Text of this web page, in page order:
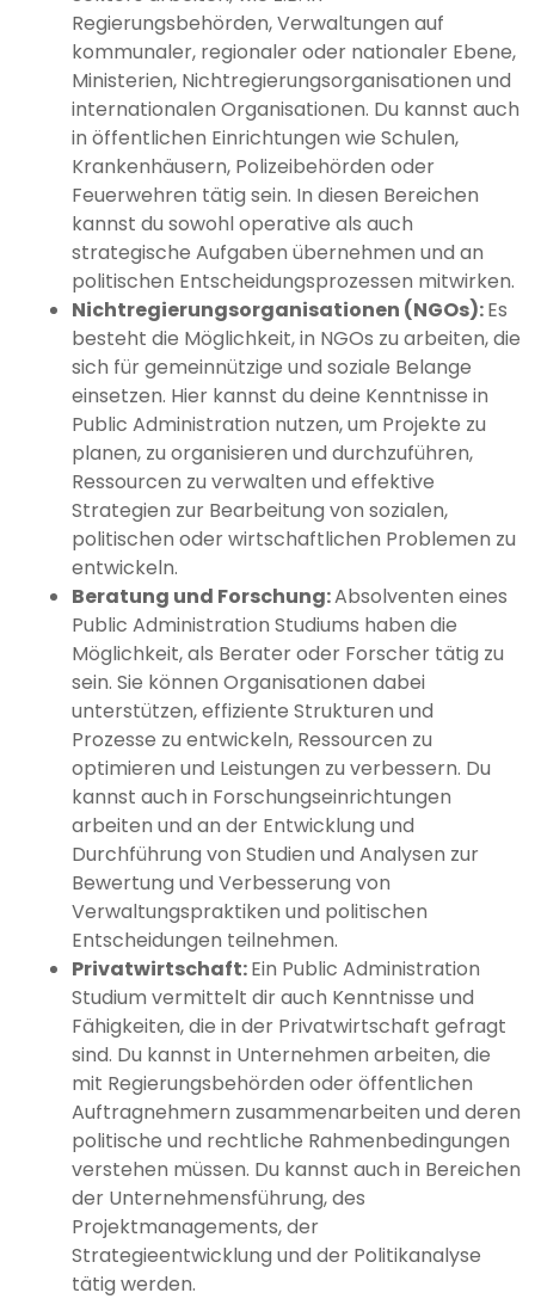
Regierungsbehörden, Verwaltungen auf
kommunaler, regionaler oder nationaler Ebene,
Ministerien, Nichtregierungsorganisationen und
internationalen Organisationen. Du kannst auch
in öffentlichen Einrichtungen wie Schulen,
Krankenhäusern, Polizeibehörden oder
Feuerwehren tätig sein. In diesen Bereichen
kannst du sowohl operative als auch
strategische Aufgaben übernehmen und an
politischen Entscheidungsprozessen mitwirken.
Nichtregierungsorganisationen (NGOs):Es
besteht die Möglichkeit, in NGOs zu arbeiten, die
sich für gemeinnützige und soziale Belange
einsetzen. Hier kannst du deine Kenntnisse in
Public Administration nutzen, um Projekte zu
planen, zu organisieren und durchzuführen,
Ressourcen zu verwalten und effektive
Strategien zur Bearbeitung von sozialen,
politischen oder wirtschaftlichen Problemen zu
entwickeln.
Beratung und Forschung:Absolventen eines
Public Administration Studiums haben die
Möglichkeit, als Berater oder Forscher tätig zu
sein. Sie können Organisationen dabei
unterstützen, effiziente Strukturen und
Prozesse zu entwickeln, Ressourcen zu
optimieren und Leistungen zu verbessern. Du
kannst auch in Forschungseinrichtungen
arbeiten und an der Entwicklung und
Durchführung von Studien und Analysen zur
Bewertung und Verbesserung von
Verwaltungspraktiken und politischen
Entscheidungen teilnehmen.
Privatwirtschaft:Ein Public Administration
Studium vermittelt dir auch Kenntnisse und
Fähigkeiten, die in der Privatwirtschaft gefragt
sind. Du kannst in Unternehmen arbeiten, die
mit Regierungsbehörden oder öffentlichen
Auftragnehmern zusammenarbeiten und deren
politische und rechtliche Rahmenbedingungen
verstehen müssen. Du kannst auch in Bereichen
der Unternehmensführung, des
Projektmanagements, der
Strategieentwicklung und der Politikanalyse
tätig werden.